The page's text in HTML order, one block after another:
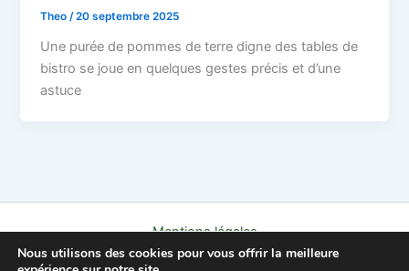
Theo/20 septembre 2025
Une purée de pommes de terre digne des tables de
bistro se joue en quelques gestes précis et d’une
astuce
Mentions légales
Politique de confidentialité
Nous utilisons des cookies pour vous offrir la meilleure